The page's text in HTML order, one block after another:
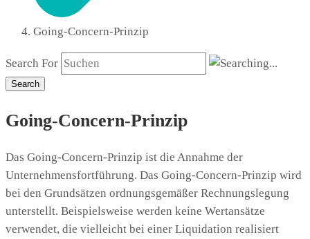
Going-Concern-Prinzip
Search For
Search
Going-Concern-Prinzip
Das Going-Concern-Prinzip ist die Annahme der
Unternehmensfortführung. Das Going-Concern-Prinzip wird
bei den Grundsätzen ordnungsgemäßer Rechnungslegung
unterstellt. Beispielsweise werden keine Wertansätze
verwendet, die vielleicht bei einer Liquidation realisiert